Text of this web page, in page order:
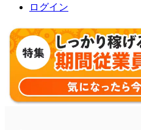
ログイン